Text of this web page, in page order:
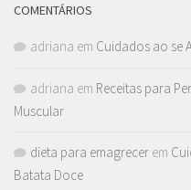
COMENTÁRIOS
adriana em Cuidados ao se
adriana em Receitas para
Muscular
dieta para emagrecer em
Batata Doce